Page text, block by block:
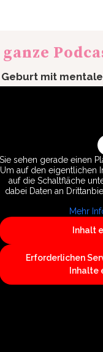
mit
Sie sehen gerade einen
Um auf den eigentlichen
auf die Schaltfläche
dabei Daten an
Mehr
Inhalt
Erforderlichen
Inhalte